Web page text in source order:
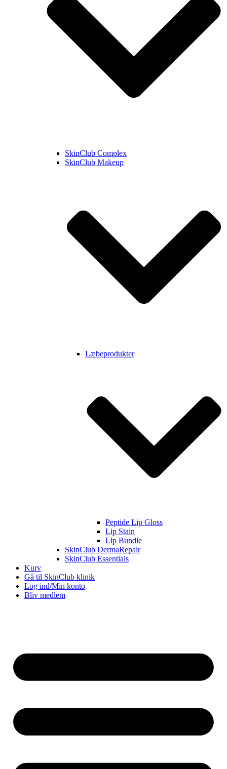
SkinClub Complex
SkinClub Makeup
Læbeprodukter
Peptide Lip Gloss
Lip Stain
Lip Bundle
SkinClub DermaRepair
SkinClub Essentials
Kurv
Gå til SkinClub klinik
Log ind/Min konto
Bliv medlem